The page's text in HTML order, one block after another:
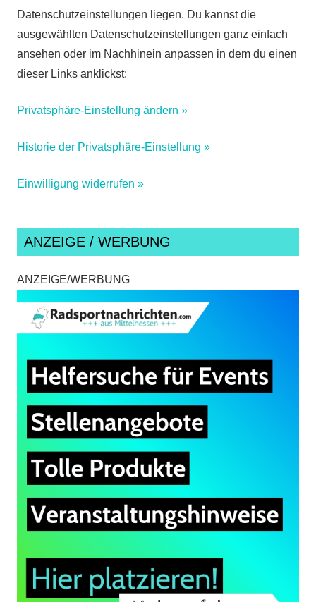
Datenschutzeinstellungen liegen. Du kannst die
ausgewählten Datenschutzeinstellungen ganz einfach
ansehen oder im Nachhinein anpassen in dem du einen
dieser Links anklickst:
Privatsphäre-Einstellung ändern »
Historie der Privatsphäre-Einstellung »
Einwilligung widerrufen »
ANZEIGE / WERBUNG
ANZEIGE/WERBUNG